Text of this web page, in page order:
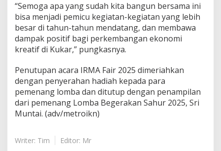
“Semoga apa yang sudah kita bangun bersama ini
bisa menjadi pemicu kegiatan-kegiatan yang lebih
besar di tahun-tahun mendatang, dan membawa
dampak positif bagi perkembangan ekonomi
kreatif di Kukar,” pungkasnya.
Penutupan acara IRMA Fair 2025 dimeriahkan
dengan penyerahan hadiah kepada para
pemenang lomba dan ditutup dengan penampilan
dari pemenang Lomba Begerakan Sahur 2025, Sri
Muntai. (adv/metroikn)
Writer: Tim Editor: Mr